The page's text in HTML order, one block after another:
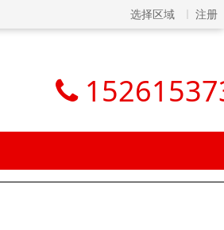
选择区域 注册